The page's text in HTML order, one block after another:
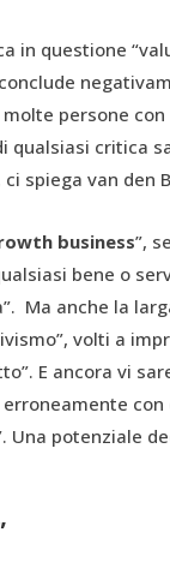
in questione
persone
qualsiasi critica
spiega van den
business”,
bene o
Ma anche la
volti a
E ancora vi
Una potenziale